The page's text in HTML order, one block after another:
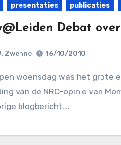
presentaties publicaties
Debat
Zwenne 16/10/2010
van de NRC-opinie van
blogbericht.…